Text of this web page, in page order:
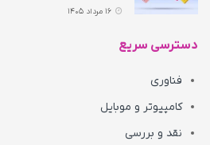
دسترسی سریع
فناوری
کامپیوتر و موبایل
نقد و بررسی